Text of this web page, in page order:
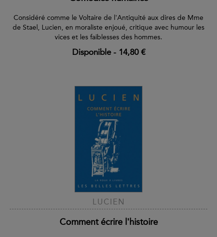
Considéré comme le Voltaire de l'Antiquité aux dires de Mme
de Stael, Lucien, en moraliste enjoué, critique avec humour les
vices et les faiblesses des hommes.
Disponible- 14,80 €
LUCIEN
Comment écrire l'histoire